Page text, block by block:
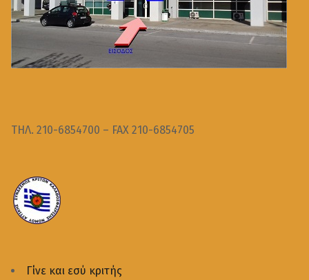
ΤΗΛ. 210-6854700 – FAX 210-6854705
Γίνε και εσύ κριτής